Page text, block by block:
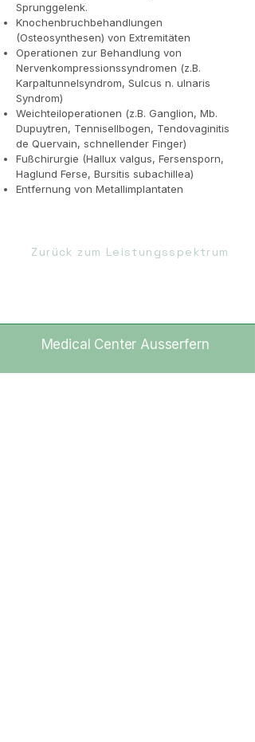
Sprunggelenk.
Knochenbruchbehandlungen
(Osteosynthesen) von Extremitäten
Operationen zur Behandlung von
Nervenkompressionssyndromen (z.B.
Karpaltunnelsyndrom, Sulcus n. ulnaris
Syndrom)
Weichteiloperationen (z.B. Ganglion, Mb.
Dupuytren, Tennisellbogen, Tendovaginitis
de Quervain, schnellender Finger)
Fußchirurgie (Hallux valgus, Fersensporn,
Haglund Ferse, Bursitis subachillea)
Entfernung von Metallimplantaten
Zurück zum Leistungsspektrum
Medical Center Ausserfern